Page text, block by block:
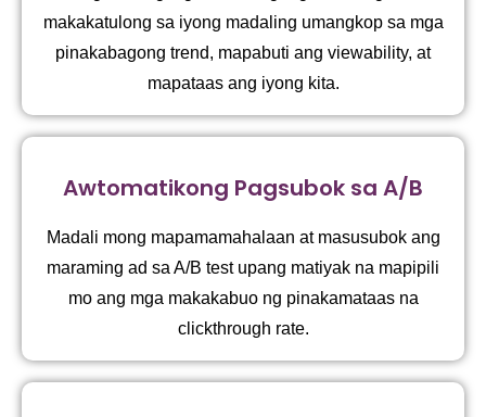
makakatulong sa iyong madaling umangkop sa mga
pinakabagong trend, mapabuti ang viewability, at
mapataas ang iyong kita.
Awtomatikong Pagsubok sa A/B
Madali mong mapamamahalaan at masusubok ang
maraming ad sa A/B test upang matiyak na mapipili
mo ang mga makakabuo ng pinakamataas na
clickthrough rate.